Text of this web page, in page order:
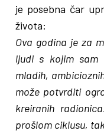
je posebna čar
života:
Ova godina je za
ljudi s kojim sam
mladih,
može potvrditi
kreiranih
prošlom ciklusu,